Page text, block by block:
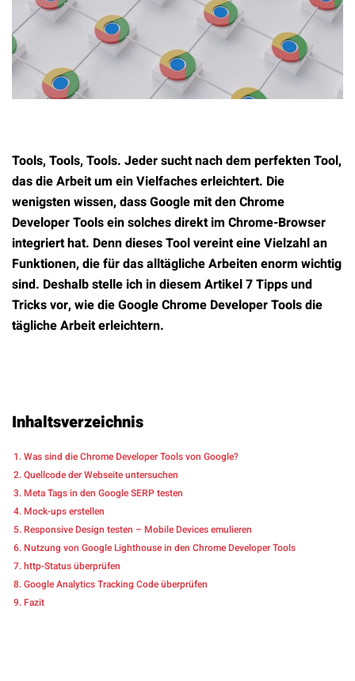
Tools, Tools, Tools. Jeder sucht nach dem perfekten Tool,
das die Arbeit um ein Vielfaches erleichtert. Die
wenigsten wissen, dass Google mit den Chrome
Developer Tools ein solches direkt im Chrome-Browser
integriert hat. Denn dieses Tool vereint eine Vielzahl an
Funktionen, die für das alltägliche Arbeiten enorm wichtig
sind. Deshalb stelle ich in diesem Artikel 7 Tipps und
Tricks vor, wie die Google Chrome Developer Tools die
tägliche Arbeit erleichtern.
Inhaltsverzeichnis
Was sind die Chrome Developer Tools von Google?
Quellcode der Webseite untersuchen
Meta Tags in den Google SERP testen
Mock-ups erstellen
Responsive Design testen – Mobile Devices emulieren
Nutzung von Google Lighthouse in den Chrome Developer Tools
http-Status überprüfen
Google Analytics Tracking Code überprüfen
Fazit